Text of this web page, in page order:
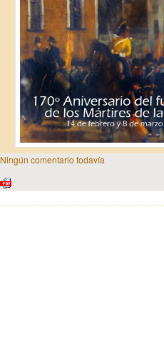
Ningún comentario todavía